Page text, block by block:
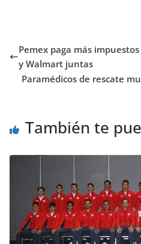
Pemex paga más
y Walmart juntas
Paramédicos de rescate
También te